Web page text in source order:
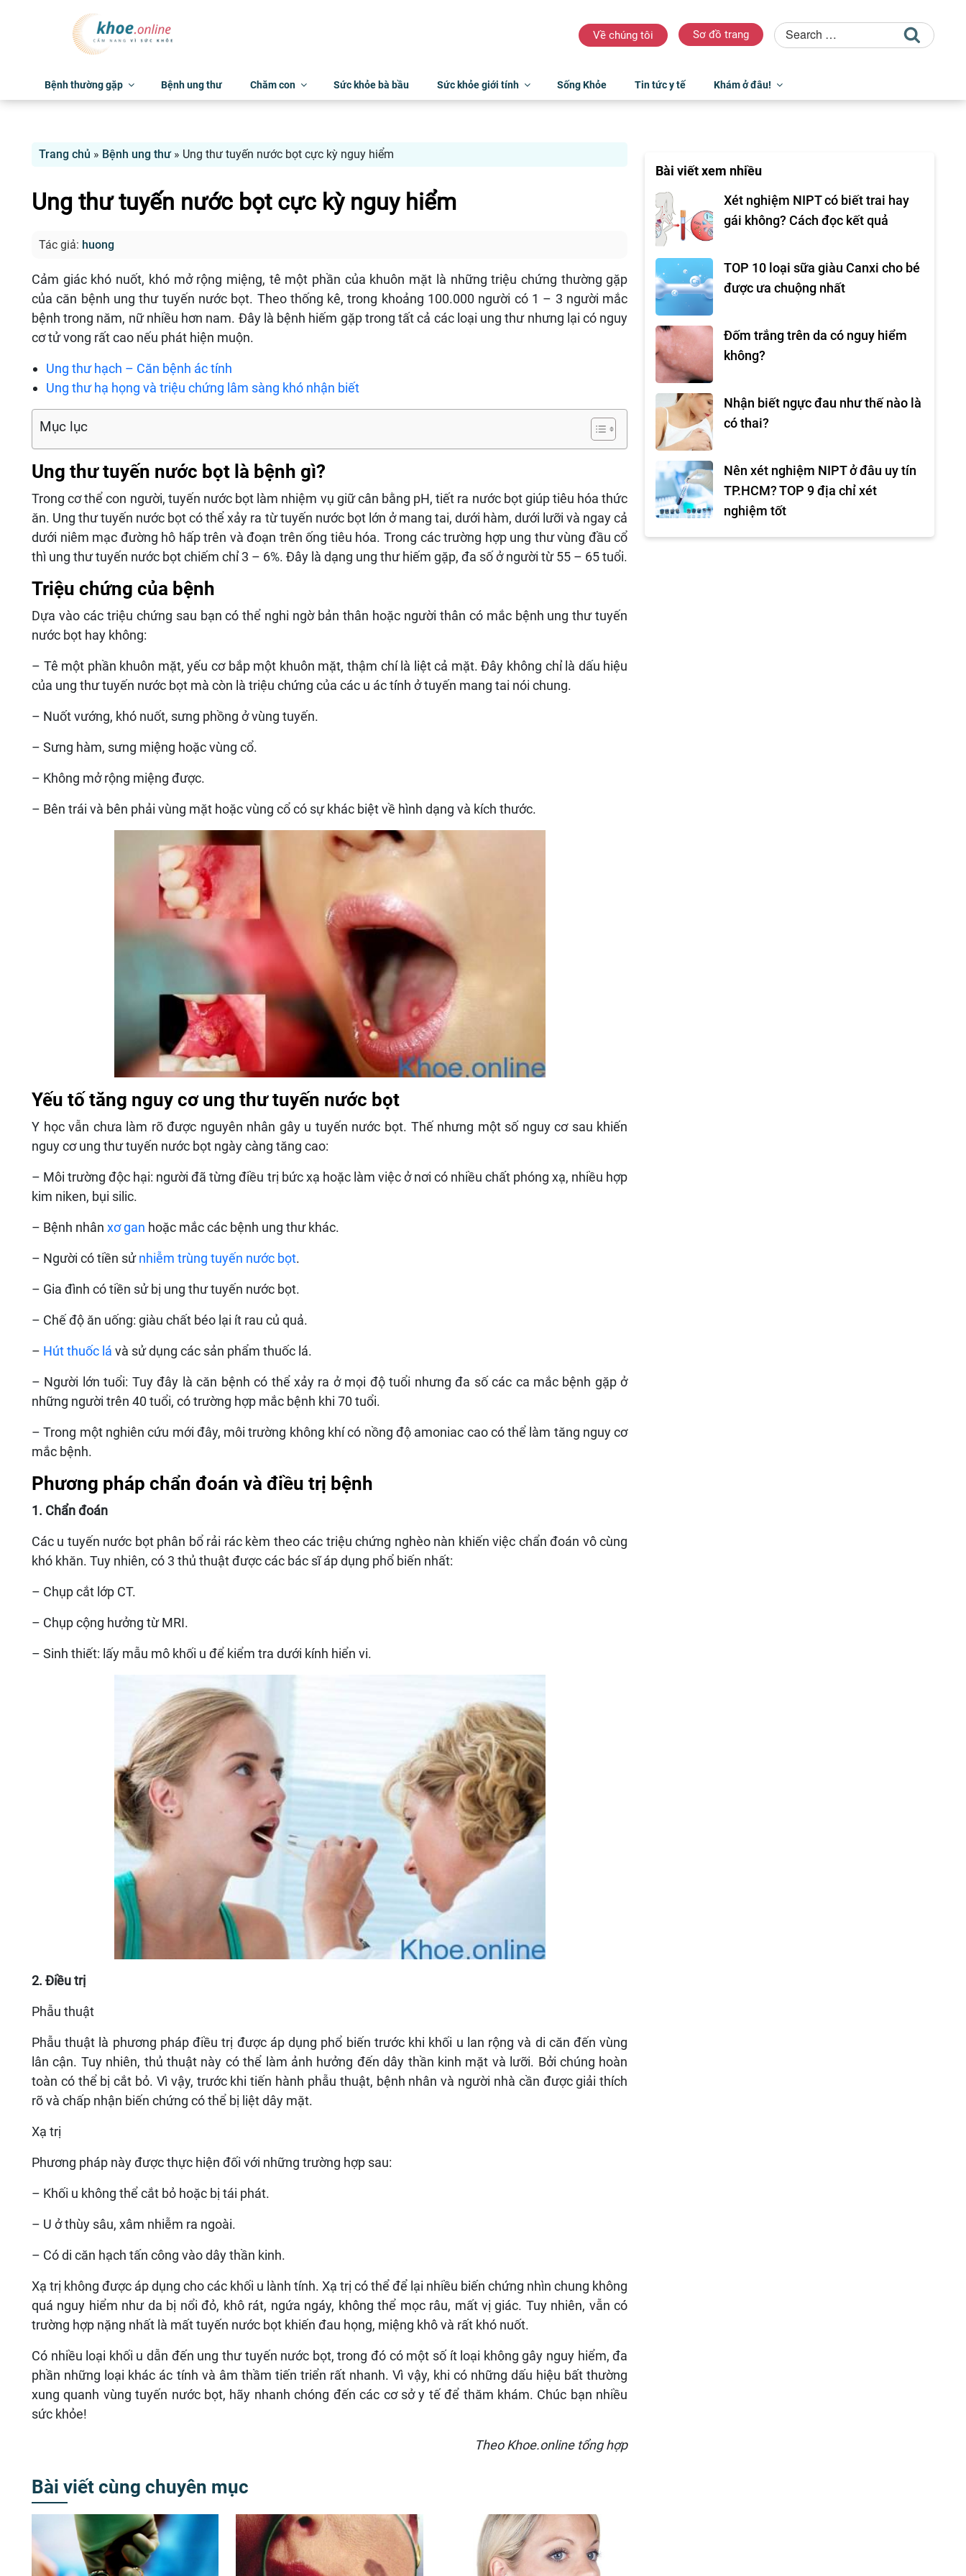
Về chúng tôi Sơ đồ trang
Bệnh thường gặp Bệnh ung thư Chăm con Sức khỏe bà bầu Sức khỏe giới tính Sống Khỏe Tin tức y tế Khám ở đâu!
Trang chủ » Bệnh ung thư» Ung thư tuyến nước bọt cực kỳ nguy hiểm
Ung thư tuyến nước bọt cực kỳ nguy hiểm
Tác giả: huong
Cảm giác khó nuốt, khó mở rộng miệng, tê một phần của khuôn mặt là những triệu chứng thường gặp
của căn bệnh ung thư tuyến nước bọt. Theo thống kê, trong khoảng 100.000 người có 1 – 3 người mắc
bệnh trong năm, nữ nhiều hơn nam. Đây là bệnh hiếm gặp trong tất cả các loại ung thư nhưng lại có nguy
cơ tử vong rất cao nếu phát hiện muộn.
Ung thư hạch – Căn bệnh ác tính
Ung thư hạ họng và triệu chứng lâm sàng khó nhận biết
Mục lục
Ung thư tuyến nước bọt là bệnh gì?
Trong cơ thể con người, tuyến nước bọt làm nhiệm vụ giữ cân bằng pH, tiết ra nước bọt giúp tiêu hóa thức
ăn. Ung thư tuyến nước bọt có thể xảy ra từ tuyến nước bọt lớn ở mang tai, dưới hàm, dưới lưỡi và ngay cả
dưới niêm mạc đường hô hấp trên và đoạn trên ống tiêu hóa. Trong các trường hợp ung thư vùng đầu cổ
thì ung thư tuyến nước bọt chiếm chỉ 3 – 6%. Đây là dạng ung thư hiếm gặp, đa số ở người từ 55 – 65 tuổi.
Triệu chứng của bệnh
Dựa vào các triệu chứng sau bạn có thể nghi ngờ bản thân hoặc người thân có mắc bệnh ung thư tuyến
nước bọt hay không:
– Tê một phần khuôn mặt, yếu cơ bắp một khuôn mặt, thậm chí là liệt cả mặt. Đây không chỉ là dấu hiệu
của ung thư tuyến nước bọt mà còn là triệu chứng của các u ác tính ở tuyến mang tai nói chung.
– Nuốt vướng, khó nuốt, sưng phồng ở vùng tuyến.
– Sưng hàm, sưng miệng hoặc vùng cổ.
– Không mở rộng miệng được.
– Bên trái và bên phải vùng mặt hoặc vùng cổ có sự khác biệt về hình dạng và kích thước.
Yếu tố tăng nguy cơ ung thư tuyến nước bọt
Y học vẫn chưa làm rõ được nguyên nhân gây u tuyến nước bọt. Thế nhưng một số nguy cơ sau khiến
nguy cơ ung thư tuyến nước bọt ngày càng tăng cao:
– Môi trường độc hại: người đã từng điều trị bức xạ hoặc làm việc ở nơi có nhiều chất phóng xạ, nhiều hợp
kim niken, bụi silic.
– Bệnh nhân xơ gan hoặc mắc các bệnh ung thư khác.
– Người có tiền sửnhiễm trùng tuyến nước bọt.
– Gia đình có tiền sử bị ung thư tuyến nước bọt.
– Chế độ ăn uống: giàu chất béo lại ít rau củ quả.
– Hút thuốc lá và sử dụng các sản phẩm thuốc lá.
– Người lớn tuổi: Tuy đây là căn bệnh có thể xảy ra ở mọi độ tuổi nhưng đa số các ca mắc bệnh gặp ở
những người trên 40 tuổi, có trường hợp mắc bệnh khi 70 tuổi.
– Trong một nghiên cứu mới đây, môi trường không khí có nồng độ amoniac cao có thể làm tăng nguy cơ
mắc bệnh.
Phương pháp chẩn đoán và điều trị bệnh
1. Chẩn đoán
Các u tuyến nước bọt phân bổ rải rác kèm theo các triệu chứng nghèo nàn khiến việc chẩn đoán vô cùng
khó khăn. Tuy nhiên, có 3 thủ thuật được các bác sĩ áp dụng phổ biến nhất:
– Chụp cắt lớp CT.
– Chụp cộng hưởng từ MRI.
– Sinh thiết: lấy mẫu mô khối u để kiểm tra dưới kính hiển vi.
2. Điều trị
Phẫu thuật
Phẫu thuật là phương pháp điều trị được áp dụng phổ biến trước khi khối u lan rộng và di căn đến vùng
lân cận. Tuy nhiên, thủ thuật này có thể làm ảnh hưởng đến dây thần kinh mặt và lưỡi. Bởi chúng hoàn
toàn có thể bị cắt bỏ. Vì vậy, trước khi tiến hành phẫu thuật, bệnh nhân và người nhà cần được giải thích
rõ và chấp nhận biến chứng có thể bị liệt dây mặt.
Xạ trị
Phương pháp này được thực hiện đối với những trường hợp sau:
– Khối u không thể cắt bỏ hoặc bị tái phát.
– U ở thùy sâu, xâm nhiễm ra ngoài.
– Có di căn hạch tấn công vào dây thần kinh.
Xạ trị không được áp dụng cho các khối u lành tính. Xạ trị có thể để lại nhiều biến chứng nhìn chung không
quá nguy hiểm như da bị nổi đỏ, khô rát, ngứa ngáy, không thể mọc râu, mất vị giác. Tuy nhiên, vẫn có
trường hợp nặng nhất là mất tuyến nước bọt khiến đau họng, miệng khô và rất khó nuốt.
Có nhiều loại khối u dẫn đến ung thư tuyến nước bọt, trong đó có một số ít loại không gây nguy hiểm, đa
phần những loại khác ác tính và âm thầm tiến triển rất nhanh. Vì vậy, khi có những dấu hiệu bất thường
xung quanh vùng tuyến nước bọt, hãy nhanh chóng đến các cơ sở y tế để thăm khám. Chúc bạn nhiều
sức khỏe!
Theo Khoe.online tổng hợp
Bài viết cùng chuyên mục
Bài viết xem nhiều
Xét nghiệm NIPT có biết trai hay
gái không? Cách đọc kết quả
TOP 10 loại sữa giàu Canxi cho bé
được ưa chuộng nhất
Đốm trắng trên da có nguy hiểm
không?
Nhận biết ngực đau như thế nào là
có thai?
Nên xét nghiệm NIPT ở đâu uy tín
TP.HCM? TOP 9 địa chỉ xét
nghiệm tốt